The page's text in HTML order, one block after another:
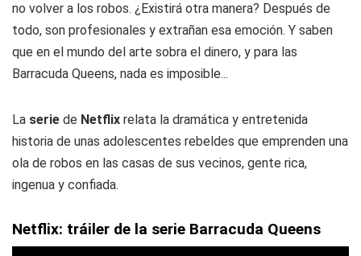
no volver a los robos. ¿Existirá otra manera? Después de
todo, son profesionales y extrañan esa emoción. Y saben
que en el mundo del arte sobra el dinero, y para las
Barracuda Queens, nada es imposible...
La serie de Netflix relata la dramática y entretenida
historia de unas adolescentes rebeldes que emprenden una
ola de robos en las casas de sus vecinos, gente rica,
ingenua y confiada.
Netflix: tráiler de la serie Barracuda Queens